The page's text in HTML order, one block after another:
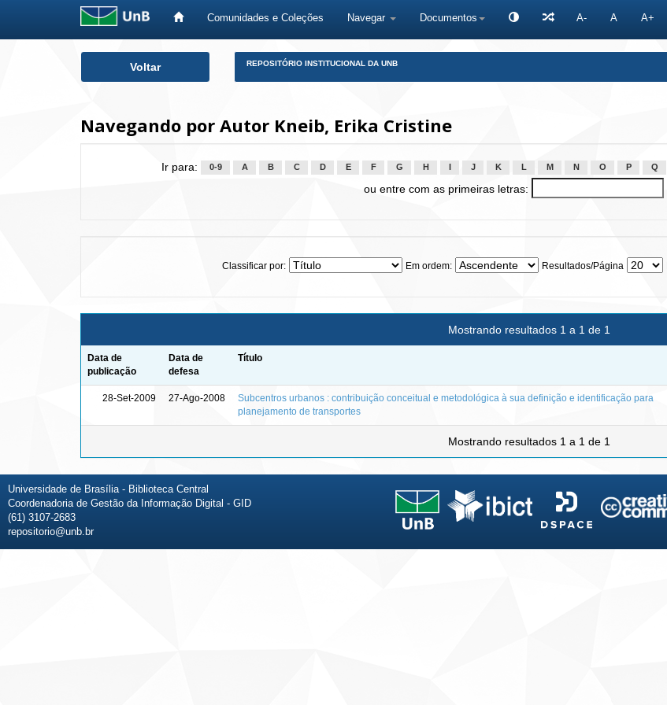
Comunidades e Coleções Navegar Documentos A- A A+
Voltar REPOSITÓRIO INSTITUCIONAL DA UNB
Navegando por Autor Kneib, Erika Cristine
Ir para: 0-9 A B C D E F G H J K L M N O P Q
ou entre com as primeiras letras:
Classificar por: Em ordem: Resultados/Página
Mostrando resultados 1 a 1 de 1
Data de
publicação
Data de
defesa
Título
28-Set-2009 27-Ago-2008
Subcentros urbanos : contribuição conceitual e metodológica à sua definição e identificação para
planejamento de transportes
Mostrando resultados 1 a 1 de 1
Universidade de Brasília - Biblioteca Central
Coordenadoria de Gestão da Informação Digital - GID
(61) 3107-2683
repositorio@unb.br